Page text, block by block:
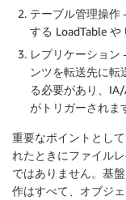
テーブル管理操作
する LoadTable や
レプリケーション
ンツを転送先に転
る必要があり、
がトリガーされま
重要なポイントとし
れたときにファイル
ではありません。基
作はすべて、オブジ